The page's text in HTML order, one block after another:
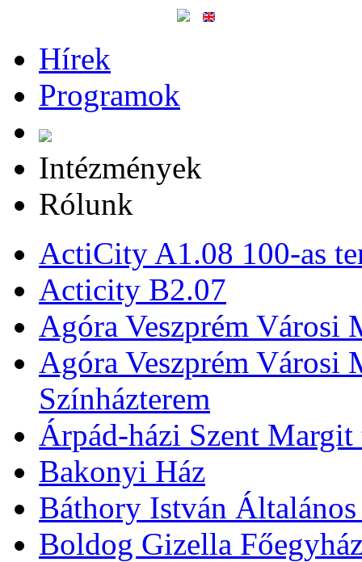
Hírek
Programok
Intézmények
Rólunk
ActiCity A1.08 100-as
Acticity B2.07
Agóra Veszprém Városi
Agóra Veszprém Városi
Színházterem
Árpád-házi Szent
Bakonyi Ház
Báthory István
Boldog Gizella